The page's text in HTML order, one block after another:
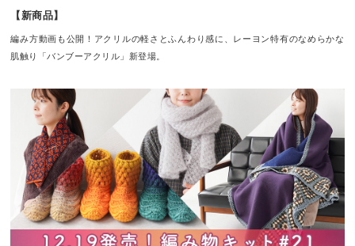
【新商品】
編み方動画も公開！アクリルの軽さとふんわり感に、レーヨン特有のなめらかな
肌触り「バンブーアクリル」新登場。